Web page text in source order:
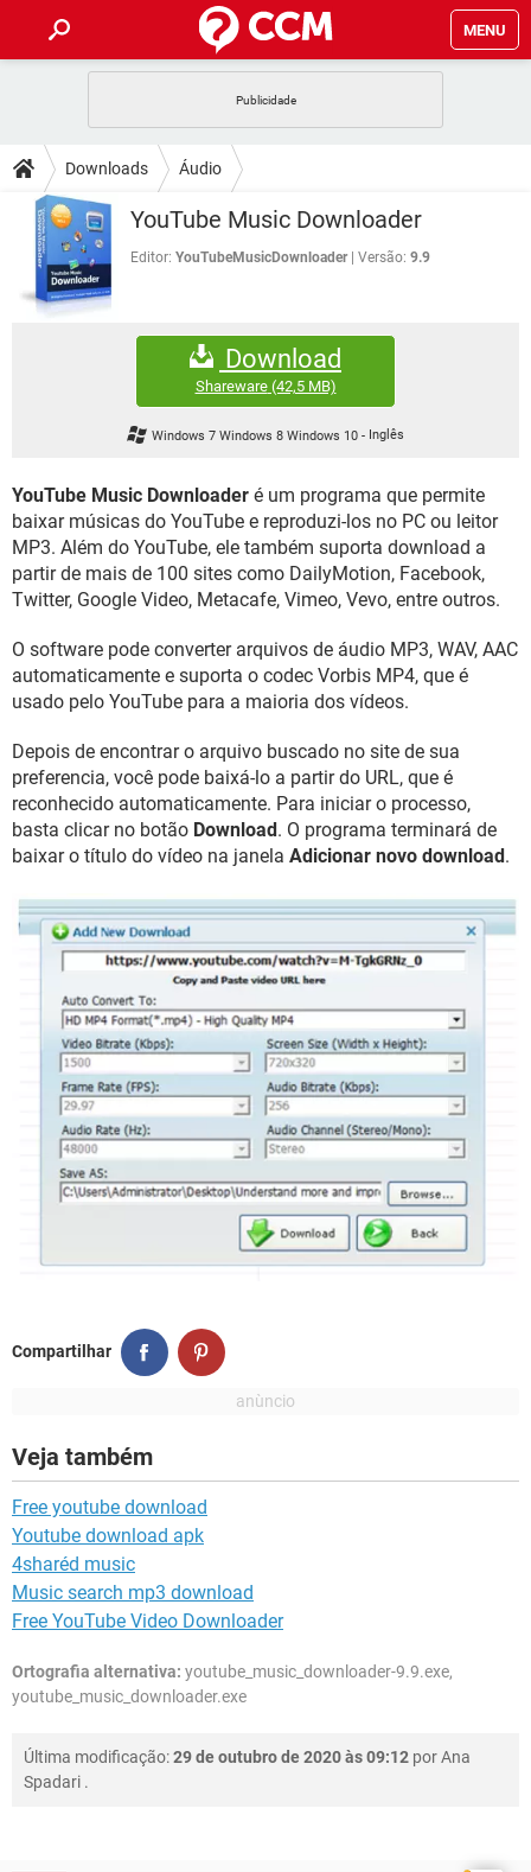
MENU
CELULAR
OUTLOOK EXCEL
INSTAGRAM GMAIL
GUIA DE COMPRAS
DICAS
JOGOS
CELULAR
OUTLOOK
DOWNLOADS
JOGOS WHATSAPP
CELULAR
EXCEL
GMAIL
FÓRUM
FACEBOOK
EXCEL
GMAIL
WHATSAPP
INSTAGRAM GMAIL
GUIA DE COMPRAS
Downloads Áudio
YouTube Music Downloader
Editor: YouTubeMusicDownloader Versão: 9.9
Download
Shareware(42,5 MB)
Windows 7 Windows 8 Windows 10 - Inglês
YouTube Music Downloader é um programa que permite
baixar músicas do YouTube e reproduzi-los no PC ou leitor
MP3. Além do YouTube, ele também suporta download a
partir de mais de 100 sites como DailyMotion, Facebook,
Twitter, Google Video, Metacafe, Vimeo, Vevo, entre outros.
O software pode converter arquivos de áudio MP3, WAV, AAC
automaticamente e suporta o codec Vorbis MP4, que é
usado pelo YouTube para a maioria dos vídeos.
Depois de encontrar o arquivo buscado no site de sua
preferencia, você pode baixá-lo a partir do URL, que é
reconhecido automaticamente. Para iniciar o processo,
basta clicar no botão Download. O programa terminará de
baixar o título do vídeo na janela Adicionar novo download.
Compartilhar
Veja também
Free youtube download
Youtube download apk
4sharéd music
Music search mp3 download
Free YouTube Video Downloader
Ortografia alternativa: youtube_music_downloader-9.9.exe,
youtube_music_downloader.exe
Última modificação:29 de outubro de 2020 às 09:12 porAna
Spadari .